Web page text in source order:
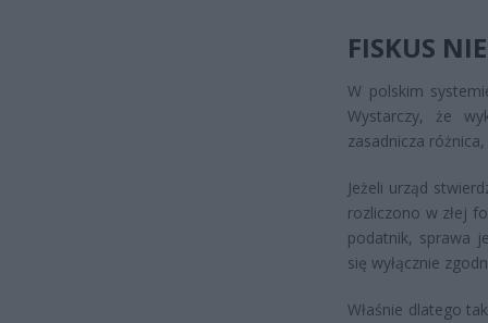
FISKUS
W polskim
Wystarczy, że
zasadnicza
Jeżeli urząd
rozliczono w złej
podatnik, sprawa
się wyłącznie
Właśnie dlatego